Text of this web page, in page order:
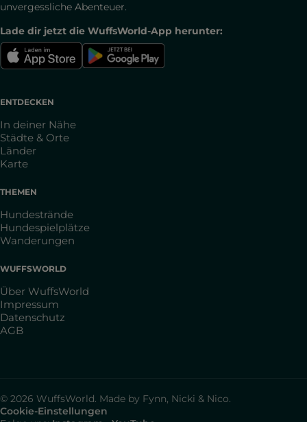
unvergessliche Abenteuer.
Lade dir jetzt die WuffsWorld-App herunter:
ENTDECKEN
In deiner Nähe
Städte & Orte
Länder
Karte
THEMEN
Hundestrände
Hundespielplätze
Wanderungen
WUFFSWORLD
Über WuffsWorld
Impressum
Datenschutz
AGB
© 2026 WuffsWorld. Made by Fynn, Nicki & Nico.
Cookie-Einstellungen